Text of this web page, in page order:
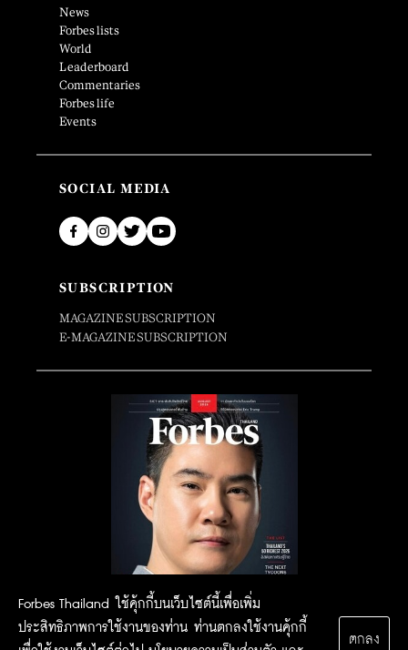
Forbes Thailand ใช้คุ้กกี้บนเว็บไซต์นี้เพื่อเพิ่ม
ประสิทธิภาพการใช้งานของท่าน ท่านตกลงใช้งานคุ้กกี้
ตกลง
News
Forbes lists
World
Leaderboard
Commentaries
Forbes life
Events
SOCIAL MEDIA
SUBSCRIPTION
MAGAZINE SUBSCRIPTION
E-MAGAZINE SUBSCRIPTION